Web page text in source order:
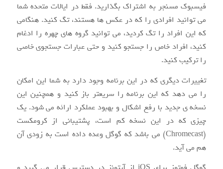
فیسبوک مسنجر به اشتراک بگذارید. فقط در ایالات متحده شما
می توانید افرادی را که در عکس ها هستند، تگ کنید. هنگامی
که این افراد را تگ کردید، می توانید گروه های چهره را ادغام
کنید، افراد خاص را جستجو کنید و حتی عبارات جستجوی خاصی
را ترکیب کنید.
تغییرات دیگری که در این برنامه وجود دارد به شما این امکان
را می دهد که این برنامه را سریعتر باز کنید و همچنین این
نسخه ی جدید با رفع اشکال و بهبود عملکرد ارائه می شود. یک
چیزی که در این نسخه کم است، پشتیبانی از کرومکست
(Chromecast) می باشد که گوگل وعده داده است به زودی آن
هم می آید.